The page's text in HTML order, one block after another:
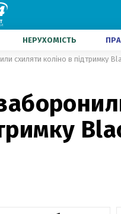
НЕРУХОМІСТЬ
схиляти коліно в підтримку